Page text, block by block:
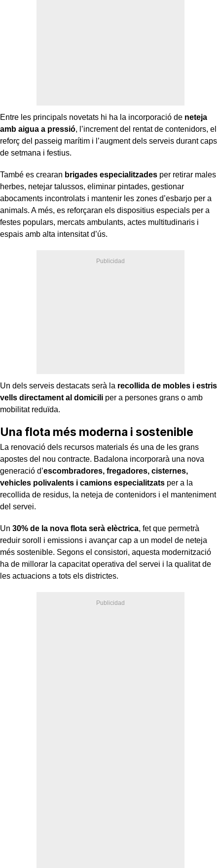
Entre les principals novetats hi ha la incorporació de neteja
amb aigua a pressió, l’increment del rentat de contenidors, el
reforç del passeig marítim i l’augment dels serveis durant caps
de setmana i festius.
També es crearan brigades especialitzades per retirar males
herbes, netejar talussos, eliminar pintades, gestionar
abocaments incontrolats i mantenir les zones d’esbarjo per a
animals. A més, es reforçaran els dispositius especials per a
festes populars, mercats ambulants, actes multitudinaris i
espais amb alta intensitat d’ús.
Un dels serveis destacats serà la recollida de mobles i estris
vells directament al domicili per a persones grans o amb
mobilitat reduïda.
Una flota més moderna i sostenible
La renovació dels recursos materials és una de les grans
apostes del nou contracte. Badalona incorporarà una nova
generació d’escombradores, fregadores, cisternes,
vehicles polivalents i camions especialitzats per a la
recollida de residus, la neteja de contenidors i el manteniment
del servei.
Un 30% de la nova flota serà elèctrica, fet que permetrà
reduir soroll i emissions i avançar cap a un model de neteja
més sostenible. Segons el consistori, aquesta modernització
ha de millorar la capacitat operativa del servei i la qualitat de
les actuacions a tots els districtes.